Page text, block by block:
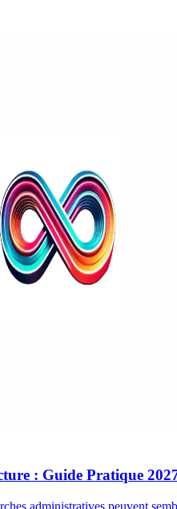
: Guide Pratique
administratives peuvent